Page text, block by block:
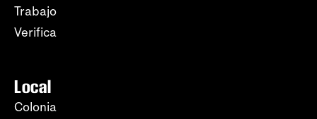
Trabajo
Verifica
Local
Colonia